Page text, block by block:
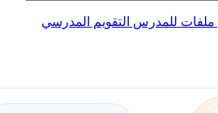
ملفات للمدرس التقويم المدرسي